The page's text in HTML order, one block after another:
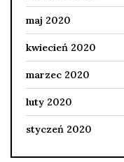
maj 2020
kwiecień 2020
marzec 2020
luty 2020
styczeń 2020